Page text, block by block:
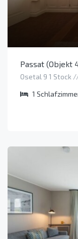
Passat (Objekt
Osetal 9 1 Stock
1